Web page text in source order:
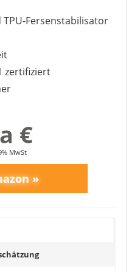
TPU-Fersenstabilisator
zertifiziert
€
MwSt